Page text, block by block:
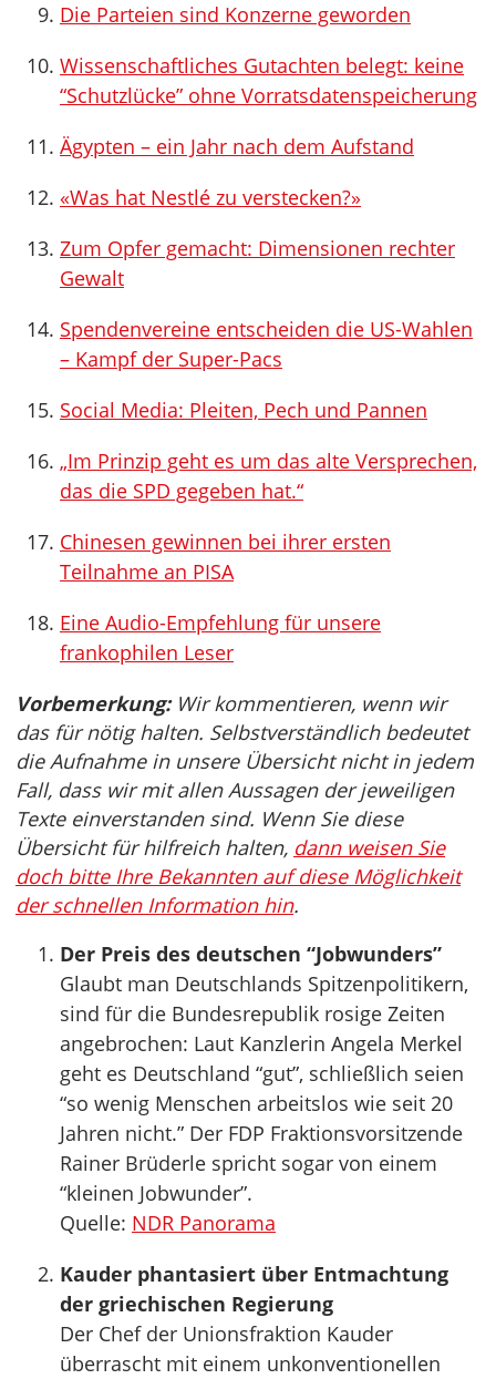
Die Parteien sind Konzerne geworden
Wissenschaftliches Gutachten belegt: keine
“Schutzlücke” ohne Vorratsdatenspeicherung
Ägypten – ein Jahr nach dem Aufstand
«Was hat Nestlé zu verstecken?»
Zum Opfer gemacht: Dimensionen rechter
Gewalt
Spendenvereine entscheiden die US-Wahlen
– Kampf der Super-Pacs
Social Media: Pleiten, Pech und Pannen
„Im Prinzip geht es um das alte Versprechen,
das die SPD gegeben hat.“
Chinesen gewinnen bei ihrer ersten
Teilnahme an PISA
Eine Audio-Empfehlung für unsere
frankophilen Leser
Vorbemerkung:Wir kommentieren, wenn wir
das für nötig halten. Selbstverständlich bedeutet
die Aufnahme in unsere Übersicht nicht in jedem
Fall, dass wir mit allen Aussagen der jeweiligen
Texte einverstanden sind. Wenn Sie diese
Übersicht für hilfreich halten, dann weisen Sie
doch bitte Ihre Bekannten auf diese Möglichkeit
der schnellen Information hin.
Der Preis des deutschen “Jobwunders”
Glaubt man Deutschlands Spitzenpolitikern,
sind für die Bundesrepublik rosige Zeiten
angebrochen: Laut Kanzlerin Angela Merkel
geht es Deutschland “gut”, schließlich seien
“so wenig Menschen arbeitslos wie seit 20
Jahren nicht.” Der FDP Fraktionsvorsitzende
Rainer Brüderle spricht sogar von einem
“kleinen Jobwunder”.
Quelle: NDR Panorama
Kauder phantasiert über Entmachtung
der griechischen Regierung
Der Chef der Unionsfraktion Kauder
überrascht mit einem unkonventionellen